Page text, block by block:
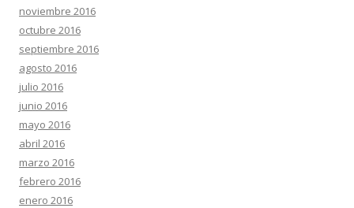
noviembre 2016
octubre 2016
septiembre 2016
agosto 2016
julio 2016
junio 2016
mayo 2016
abril 2016
marzo 2016
febrero 2016
enero 2016